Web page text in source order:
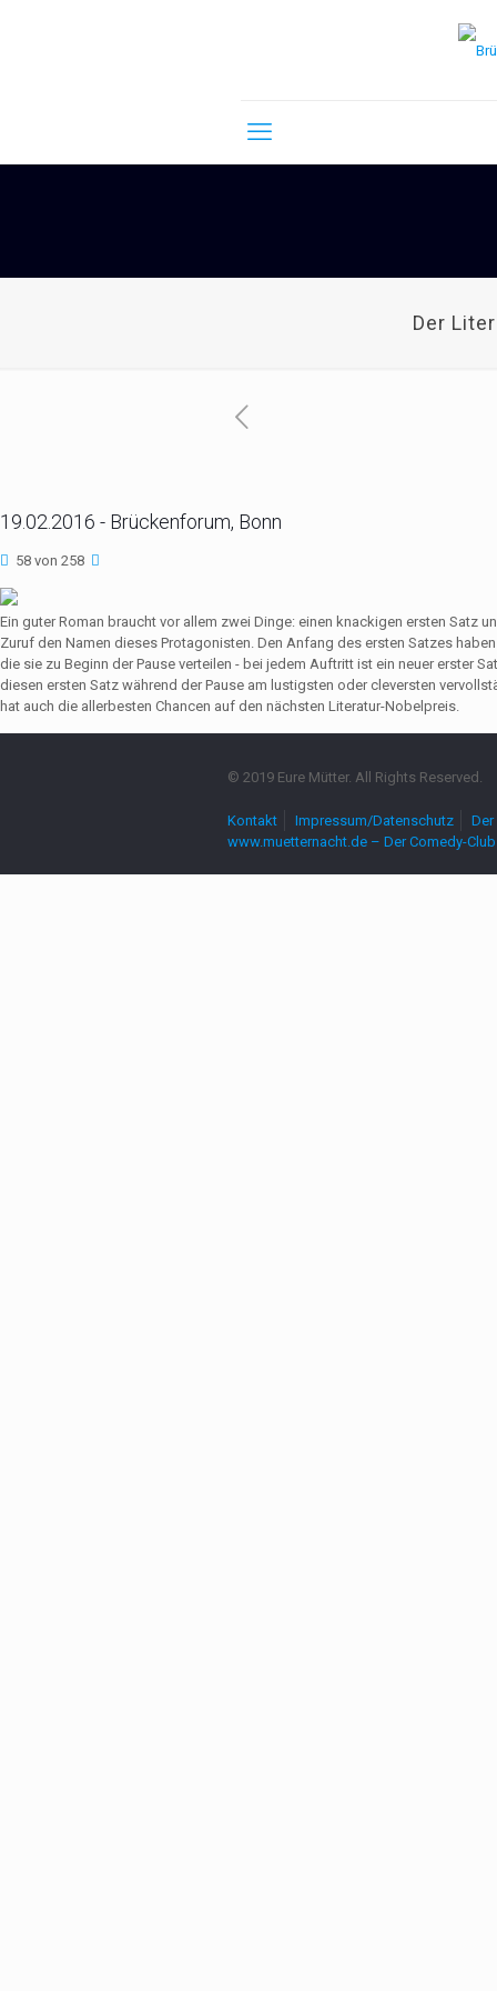
Der
19.02.2016 - Brückenforum, Bonn
58 von 258
Ein guter Roman braucht vor allem zwei Dinge: einen knackigen ersten Satz
Zuruf den Namen dieses Protagonisten. Den Anfang des ersten Satzes
die sie zu Beginn der Pause verteilen - bei jedem Auftritt ist ein neuer erster
diesen ersten Satz während der Pause am lustigsten oder cleversten
hat auch die allerbesten Chancen auf den nächsten Literatur-Nobelpreis.
© 2019 Eure Mütter. All Rights Reserved.
Kontakt Impressum/Datenschutz
www.muetternacht.de – Der Comedy-Club